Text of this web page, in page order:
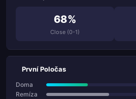
68%
Close (0-1)
První Poločas
Doma
Remíza